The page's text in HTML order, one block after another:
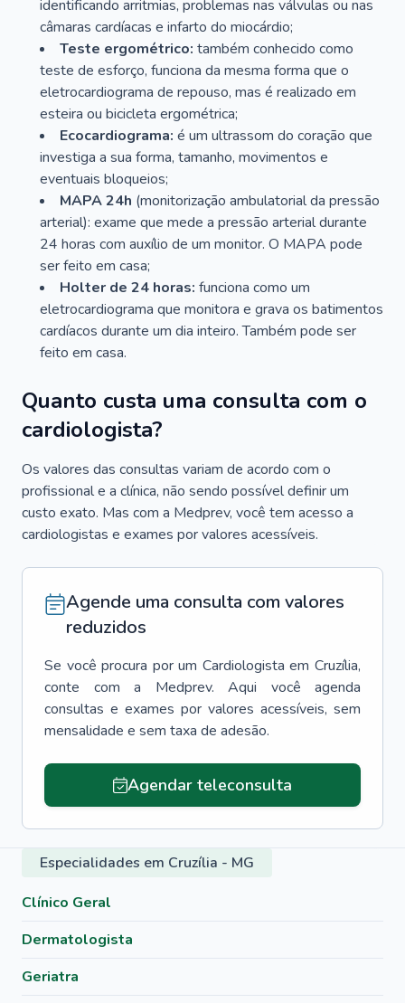
identificando arritmias, problemas nas válvulas ou nas
câmaras cardíacas e infarto do miocárdio;
Teste ergométrico: também conhecido como
teste de esforço, funciona da mesma forma que o
eletrocardiograma de repouso, mas é realizado em
esteira ou bicicleta ergométrica;
Ecocardiograma: é um ultrassom do coração que
investiga a sua forma, tamanho, movimentos e
eventuais bloqueios;
MAPA 24h (monitorização ambulatorial da pressão
arterial): exame que mede a pressão arterial durante
24 horas com auxílio de um monitor. O MAPA pode
ser feito em casa;
Holter de 24 horas: funciona como um
eletrocardiograma que monitora e grava os batimentos
cardíacos durante um dia inteiro. Também pode ser
feito em casa.
Quanto custa uma consulta com o
cardiologista?
Os valores das consultas variam de acordo com o
profissional e a clínica, não sendo possível definir um
custo exato. Mas com a Medprev, você tem acesso a
cardiologistas e exames por valores acessíveis.
Agende uma consulta com valores
reduzidos
Se você procura por um Cardiologista em Cruzília,
conte com a Medprev. Aqui você agenda
consultas e exames por valores acessíveis, sem
mensalidade e sem taxa de adesão.
Agendar teleconsulta
Especialidades em Cruzília - MG
Clínico Geral
Dermatologista
Geriatra